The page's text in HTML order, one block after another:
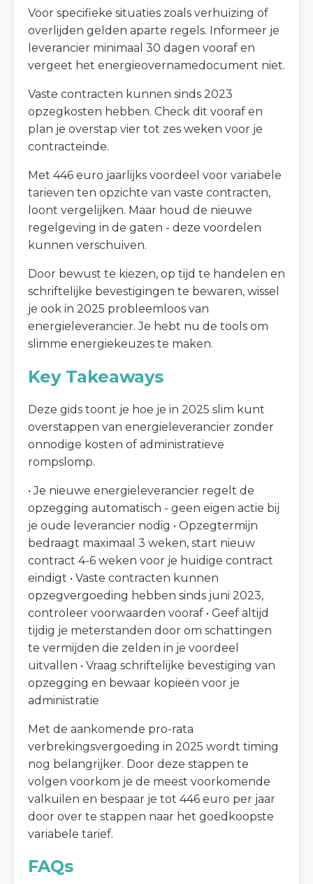
Voor specifieke situaties zoals verhuizing of
overlijden gelden aparte regels. Informeer je
leverancier minimaal 30 dagen vooraf en
vergeet het energieovernamedocument niet.
Vaste contracten kunnen sinds 2023
opzegkosten hebben. Check dit vooraf en
plan je overstap vier tot zes weken voor je
contracteinde.
Met 446 euro jaarlijks voordeel voor variabele
tarieven ten opzichte van vaste contracten,
loont vergelijken. Maar houd de nieuwe
regelgeving in de gaten - deze voordelen
kunnen verschuiven.
Door bewust te kiezen, op tijd te handelen en
schriftelijke bevestigingen te bewaren, wissel
je ook in 2025 probleemloos van
energieleverancier. Je hebt nu de tools om
slimme energiekeuzes te maken.
Key Takeaways
Deze gids toont je hoe je in 2025 slim kunt
overstappen van energieleverancier zonder
onnodige kosten of administratieve
rompslomp.
• Je nieuwe energieleverancier regelt de
opzegging automatisch - geen eigen actie bij
je oude leverancier nodig • Opzegtermijn
bedraagt maximaal 3 weken, start nieuw
contract 4-6 weken voor je huidige contract
eindigt • Vaste contracten kunnen
opzegvergoeding hebben sinds juni 2023,
controleer voorwaarden vooraf • Geef altijd
tijdig je meterstanden door om schattingen
te vermijden die zelden in je voordeel
uitvallen • Vraag schriftelijke bevestiging van
opzegging en bewaar kopieën voor je
administratie
Met de aankomende pro-rata
verbrekingsvergoeding in 2025 wordt timing
nog belangrijker. Door deze stappen te
volgen voorkom je de meest voorkomende
valkuilen en bespaar je tot 446 euro per jaar
door over te stappen naar het goedkoopste
variabele tarief.
FAQs